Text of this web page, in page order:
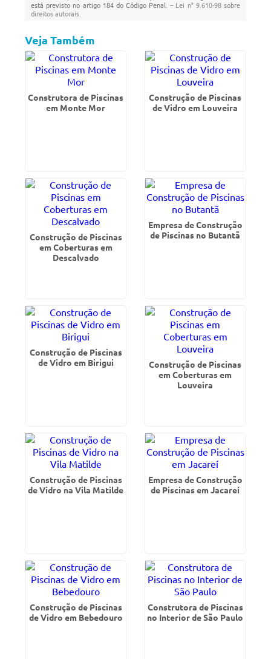
está previsto no artigo 184 do Código Penal. – Lei n° 9.610-98 sobre
direitos autorais
Veja Também
Construtora de Piscinas
em Monte Mor
Construção de Piscinas
de Vidro em Louveira
Construção de Piscinas
em Coberturas em
Descalvado
Empresa de Construção
de Piscinas no Butantã
Construção de Piscinas
de Vidro em Birigui
Construção de Piscinas
em Coberturas em
Louveira
Construção de Piscinas
de Vidro na Vila Matilde
Empresa de Construção
de Piscinas em Jacareí
Construção de Piscinas
de Vidro em Bebedouro
Construtora de Piscinas
no Interior de São Paulo